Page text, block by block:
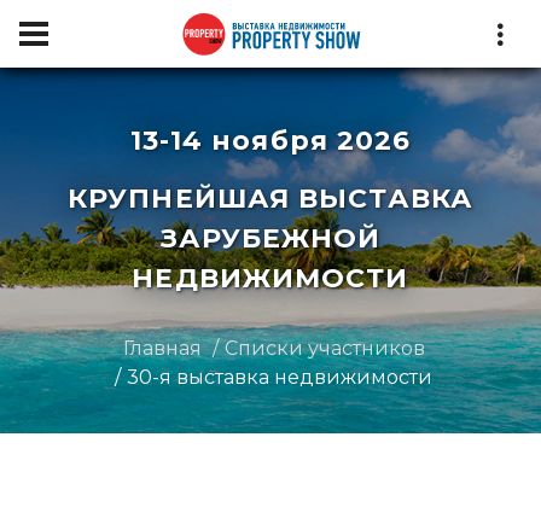
13-14 ноября 2026
КРУПНЕЙШАЯ ВЫСТАВКА
ЗАРУБЕЖНОЙ
НЕДВИЖИМОСТИ
Главная
Списки участников
30-я выставка недвижимости